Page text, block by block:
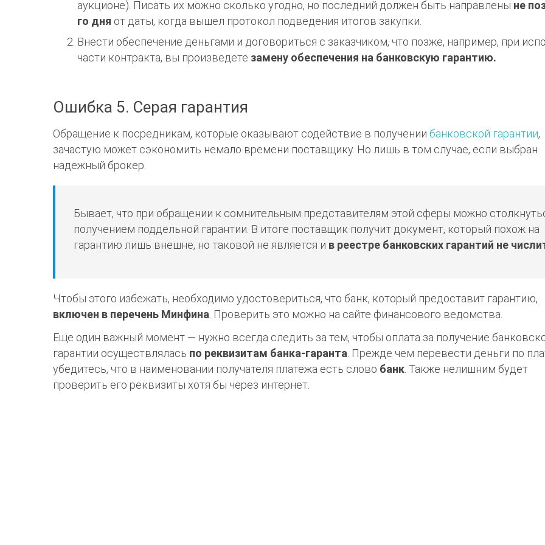
аукционе). Писать их можно сколько угодно, но последний должен быть направлены не
го дня от даты, когда вышел протокол подведения итогов закупки.
Внести обеспечение деньгами и договориться с заказчиком, что позже, например, при
части контракта, вы произведете замену обеспечения на банковскую гарантию.
Ошибка 5. Серая гарантия
Обращение к посредникам, которые оказывают содействие в получениибанковской гарантии,
зачастую может сэкономить немало времени поставщику. Но лишь в том случае, если выбран
надежный брокер.
Бывает, что при обращении к сомнительным представителям этой сферы можно
получением поддельной гарантии. В итоге поставщик получит документ, который похож на
гарантию лишь внешне, но таковой не является и в реестре банковских гарантий не
Чтобы этого избежать, необходимо удостовериться, что банк, который предоставит гарантию,
включен в перечень Минфина . Проверить это можно на сайте финансового ведомства.
Еще один важный момент — нужно всегда следить за тем, чтобы оплата за получение
гарантии осуществлялась по реквизитам банка-гаранта . Прежде чем перевести деньги по
убедитесь, что в наименовании получателя платежа есть слово банк . Также нелишним будет
проверить его реквизиты хотя бы через интернет.